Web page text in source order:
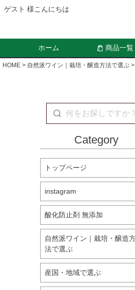
ゲスト 様こんにちは
ホーム 商品一覧
HOME 自然派ワイン｜栽培・醸造方法で選ぶ
Category
トップページ
instagram
酸化防止剤 無添加
自然派ワイン｜栽培・醸造
法で選ぶ
産国・地域で選ぶ